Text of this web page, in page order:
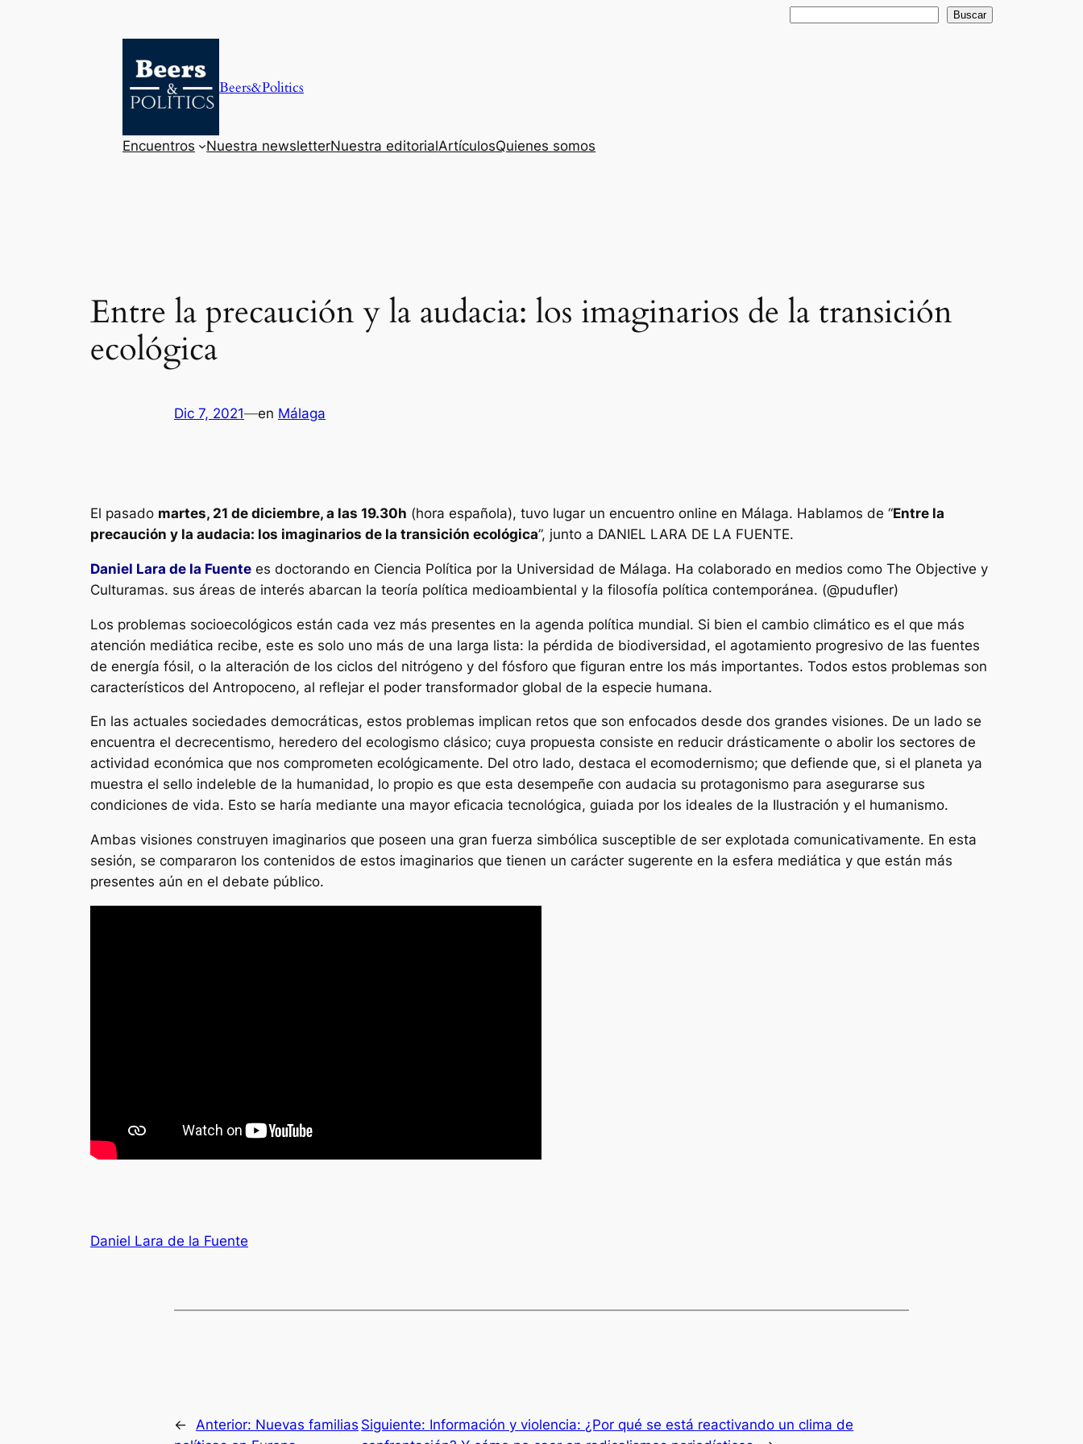
Buscar
Beers&Politics
Encuentros Nuestra newsletterNuestra editorialArtículosQuienes somos
Entre la precaución y la audacia: los imaginarios de la transición
ecológica
Dic 7, 2021—en Málaga
El pasado martes, 21 de diciembre, a las 19.30h (hora española), tuvo lugar un encuentro online en Málaga. Hablamos de “Entre la
precaución y la audacia: los imaginarios de la transición ecológica”, junto a DANIEL LARA DE LA FUENTE.
Daniel Lara de la Fuente es doctorando en Ciencia Política por la Universidad de Málaga. Ha colaborado en medios como The Objective y
Culturamas. sus áreas de interés abarcan la teoría política medioambiental y la filosofía política contemporánea. (@pudufler)
Los problemas socioecológicos están cada vez más presentes en la agenda política mundial. Si bien el cambio climático es el que más
atención mediática recibe, este es solo uno más de una larga lista: la pérdida de biodiversidad, el agotamiento progresivo de las fuentes
de energía fósil, o la alteración de los ciclos del nitrógeno y del fósforo que figuran entre los más importantes. Todos estos problemas son
característicos del Antropoceno, al reflejar el poder transformador global de la especie humana.
En las actuales sociedades democráticas, estos problemas implican retos que son enfocados desde dos grandes visiones. De un lado se
encuentra el decrecentismo, heredero del ecologismo clásico; cuya propuesta consiste en reducir drásticamente o abolir los sectores de
actividad económica que nos comprometen ecológicamente. Del otro lado, destaca el ecomodernismo; que defiende que, si el planeta ya
muestra el sello indeleble de la humanidad, lo propio es que esta desempeñe con audacia su protagonismo para asegurarse sus
condiciones de vida. Esto se haría mediante una mayor eficacia tecnológica, guiada por los ideales de la Ilustración y el humanismo.
Ambas visiones construyen imaginarios que poseen una gran fuerza simbólica susceptible de ser explotada comunicativamente. En esta
sesión, se compararon los contenidos de estos imaginarios que tienen un carácter sugerente en la esfera mediática y que están más
presentes aún en el debate público.
Daniel Lara de la Fuente
← Anterior: Nuevas familias Siguiente: Información y violencia: ¿Por qué se está reactivando un clima de